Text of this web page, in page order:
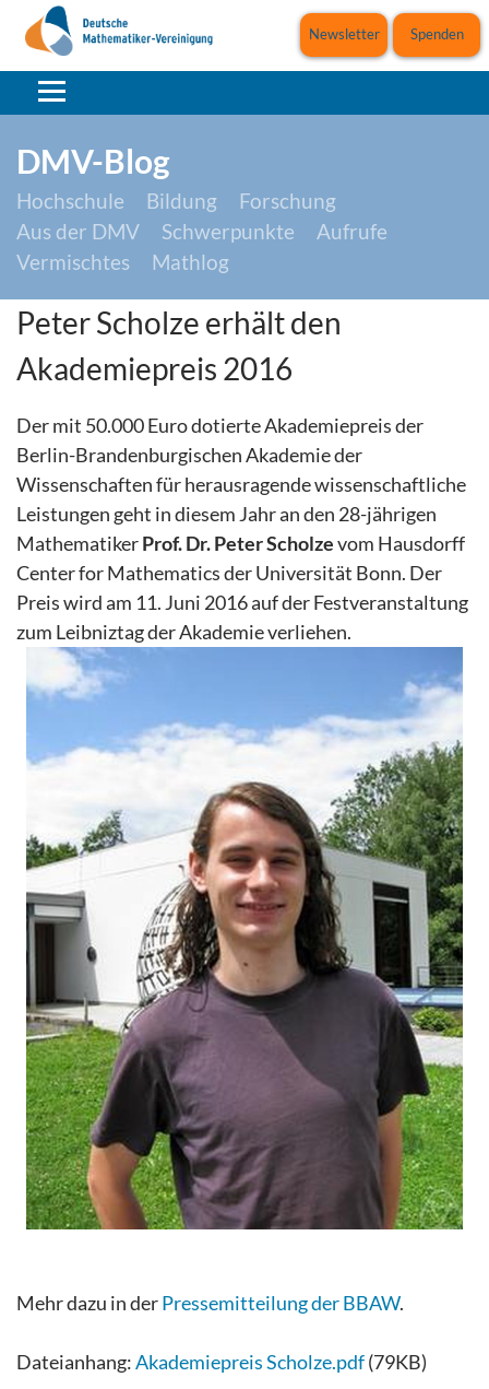
Spenden
Newsletter
DMV-Blog
Hochschule Bildung
Forschung
Aus der DMV
Schwerpunkte
Aufrufe
Vermischtes
Mathlog
Peter Scholze erhält den
Akademiepreis 2016
Der mit 50.000 Euro dotierte Akademiepreis der
Berlin-Brandenburgischen Akademie der
Wissenschaften für herausragende wissenschaftliche
Leistungen geht in diesem Jahr an den 28-jährigen
MathematikerProf. Dr. Peter Scholzevom Hausdorff
Center for Mathematics der Universität Bonn. Der
Preis wird am 11. Juni 2016 auf der Festveranstaltung
zum Leibniztag der Akademie verliehen.
Mehr dazu in derPressemitteilung der BBAW.
Dateianhang:Akademiepreis Scholze.pdf(79KB)